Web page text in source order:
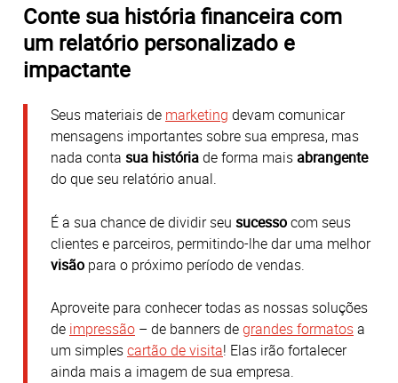
Conte sua história financeira com
um relatório personalizado e
impactante
Seus materiais de marketing devam comunicar
mensagens importantes sobre sua empresa, mas
nada conta sua históriade forma maisabrangente
do que seu relatório anual.
É a sua chance de dividir seu sucessocom seus
clientes e parceiros, permitindo-lhe dar uma melhor
visão para o próximo período de vendas.
Aproveite para conhecer todas as nossas soluções
de impressão – de banners degrandes formatosa
um simplescartão de visita! Elas irão fortalecer
ainda mais a imagem de sua empresa.